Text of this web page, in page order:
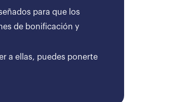
para que los
de bonificación y
a ellas, puedes ponerte